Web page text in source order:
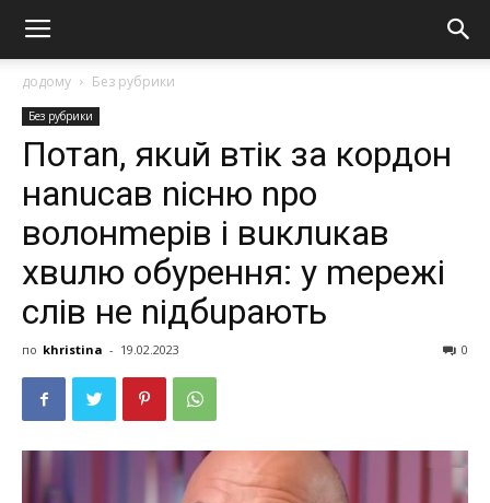
додому Без рубрики
Без рубрики
Пoтan, якuй втік за кордон
наnuсaв nіcню nро
волонmeрів і вuклuкав
хвuлю oбyрeння: у mережі
слів не nідбuрають
по khristina - 19.02.2023 0